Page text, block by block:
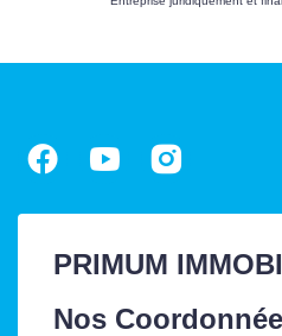
PRIMUM
Nos